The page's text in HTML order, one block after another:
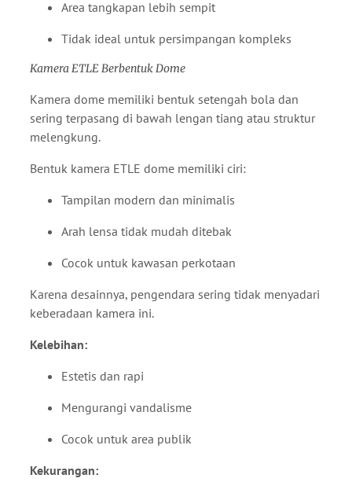
Area tangkapan lebih sempit
Tidak ideal untuk persimpangan kompleks
Kamera ETLE Berbentuk Dome
Kamera dome memiliki bentuk setengah bola dan
sering terpasang di bawah lengan tiang atau struktur
melengkung.
Bentuk kamera ETLE dome memiliki ciri:
Tampilan modern dan minimalis
Arah lensa tidak mudah ditebak
Cocok untuk kawasan perkotaan
Karena desainnya, pengendara sering tidak menyadari
keberadaan kamera ini.
Kelebihan:
Estetis dan rapi
Mengurangi vandalisme
Cocok untuk area publik
Kekurangan: